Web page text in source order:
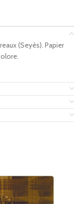
(Seyès). Papier